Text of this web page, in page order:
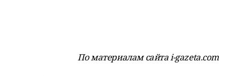
По материалам сайта i-gazeta.com